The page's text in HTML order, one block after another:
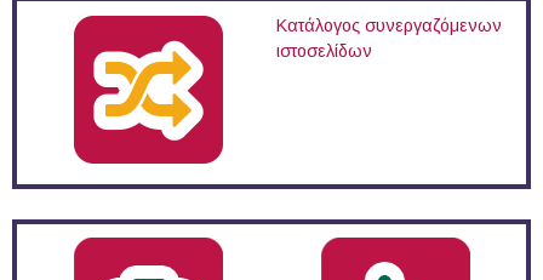
Κατάλογος συνεργαζόμενων
ιστοσελίδων